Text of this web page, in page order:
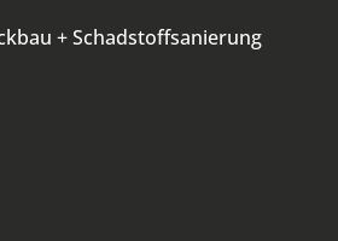
+ Schadstoffsanierung